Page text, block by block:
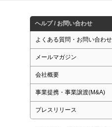
ヘルプ / お問い合わせ
よくある質問・お問い合わせ
メールマガジン
会社概要
事業提携・事業譲渡(M&A)
プレスリリース